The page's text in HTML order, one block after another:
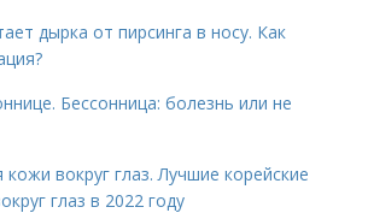
дырка от пирсинга в носу. Как
Бессонница: болезнь или не
вокруг глаз. Лучшие корейские
глаз в 2022 году